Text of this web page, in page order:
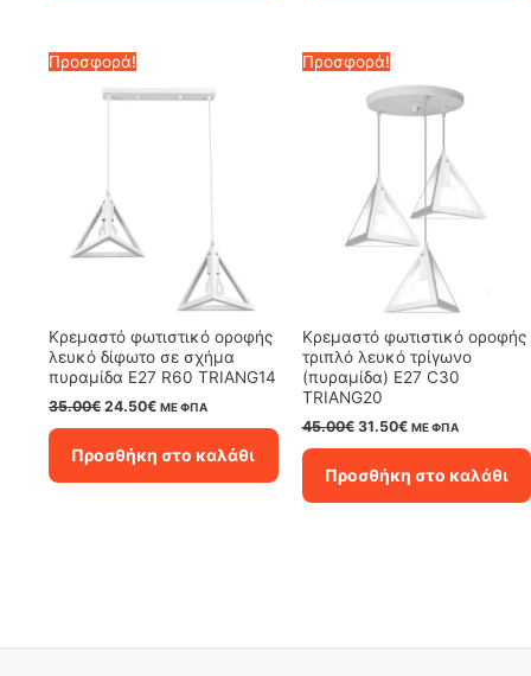
Προσφορά!
Κρεμαστό φωτιστικό οροφής
λευκό δίφωτο σε σχήμα
πυραμίδα E27 R60 TRIANG14
35.00€ Original
35.00€.
24.50€Η
είναι:
24.50€.
ΜΕ ΦΠΑ
Προσθήκη στο καλάθι
Προσφορά!
Κρεμαστό φωτιστικό οροφής
τριπλό λευκό τρίγωνο
(πυραμίδα) E27 C30
TRIANG20
45.00€ Original
45.00€.
31.50€Η
είναι:
31.50€.
ΜΕ ΦΠΑ
Προσθήκη στο καλάθι